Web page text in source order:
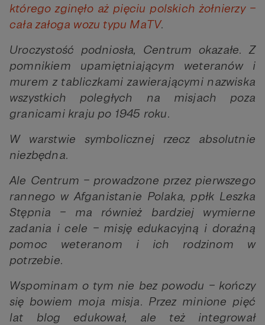
którego zginęło aż pięciu polskich żołnierzy –
cała załoga wozu typu MaTV.
Uroczystość podniosła, Centrum okazałe. Z
pomnikiem upamiętniającym weteranów i
murem z tabliczkami zawierającymi nazwiska
wszystkich poległych na misjach poza
granicami kraju po 1945 roku.
W warstwie symbolicznej rzecz absolutnie
niezbędna.
Ale Centrum – prowadzone przez pierwszego
rannego w Afganistanie Polaka, ppłk Leszka
Stępnia – ma również bardziej wymierne
zadania i cele – misję edukacyjną i doraźną
pomoc weteranom i ich rodzinom w
potrzebie.
Wspominam o tym nie bez powodu – kończy
się bowiem moja misja. Przez minione pięć
lat blog edukował, ale też integrował